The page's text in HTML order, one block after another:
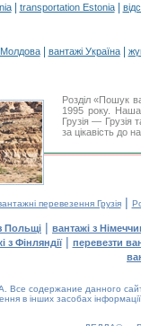
| transportation Estonia|
| вантажі Україна|
Розділ «Пошук
1995 року. Наша
Грузія — Грузія
за цікавість до
перевезення Грузія|
Польщі | вантажі з
з Фінляндії| перевезти
Все содержание данного
в інших засобах